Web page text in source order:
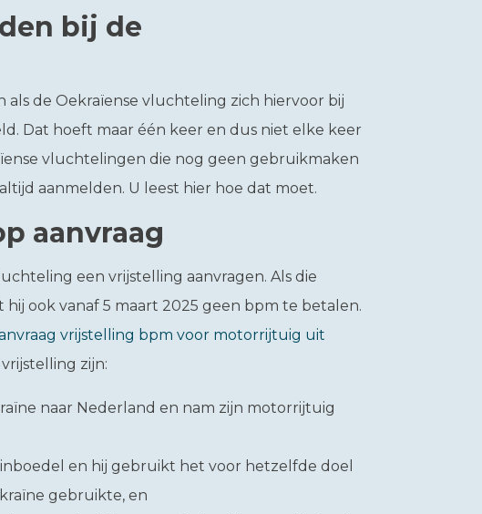
bij de
de Oekraïense vluchteling zich hiervoor bij
Dat hoeft maar één keer en dus niet elke keer
vluchtelingen die nog geen gebruikmaken
aanmelden. U leest hier hoe dat moet.
aanvraag
een vrijstelling aanvragen. Als die
ook vanaf 5 maart 2025 geen bpm te betalen.
vrijstelling bpm voor motorrijtuig uit
zijn:
naar Nederland en nam zijn motorrijtuig
en hij gebruikt het voor hetzelfde doel
gebruikte, en